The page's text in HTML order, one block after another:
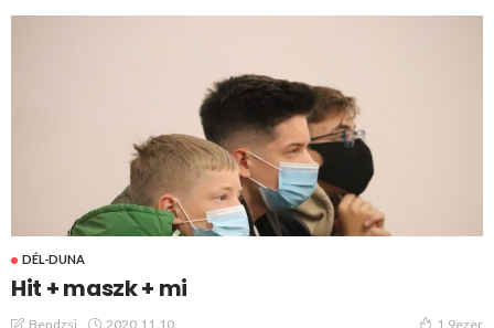
DÉL-DUNA
Hit + maszk + mi
Bendzsi 2020.11.10. 1.9ezer